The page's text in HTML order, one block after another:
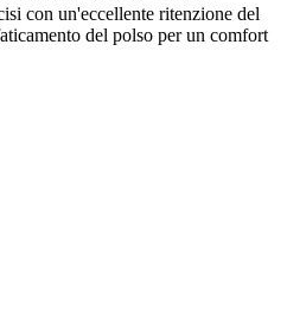
con un'eccellente ritenzione del
del polso per un comfort